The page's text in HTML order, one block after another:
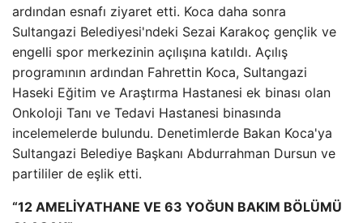
ardından esnafı ziyaret etti. Koca daha sonra
Sultangazi Belediyesi'ndeki Sezai Karakoç gençlik ve
engelli spor merkezinin açılışına katıldı. Açılış
programının ardından Fahrettin Koca, Sultangazi
Haseki Eğitim ve Araştırma Hastanesi ek binası olan
Onkoloji Tanı ve Tedavi Hastanesi binasında
incelemelerde bulundu. Denetimlerde Bakan Koca'ya
Sultangazi Belediye Başkanı Abdurrahman Dursun ve
partililer de eşlik etti.
“12 AMELİYATHANE VE 63 YOĞUN BAKIM BÖLÜMÜ